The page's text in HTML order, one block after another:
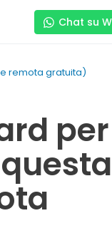
Chat su
remota gratuita)